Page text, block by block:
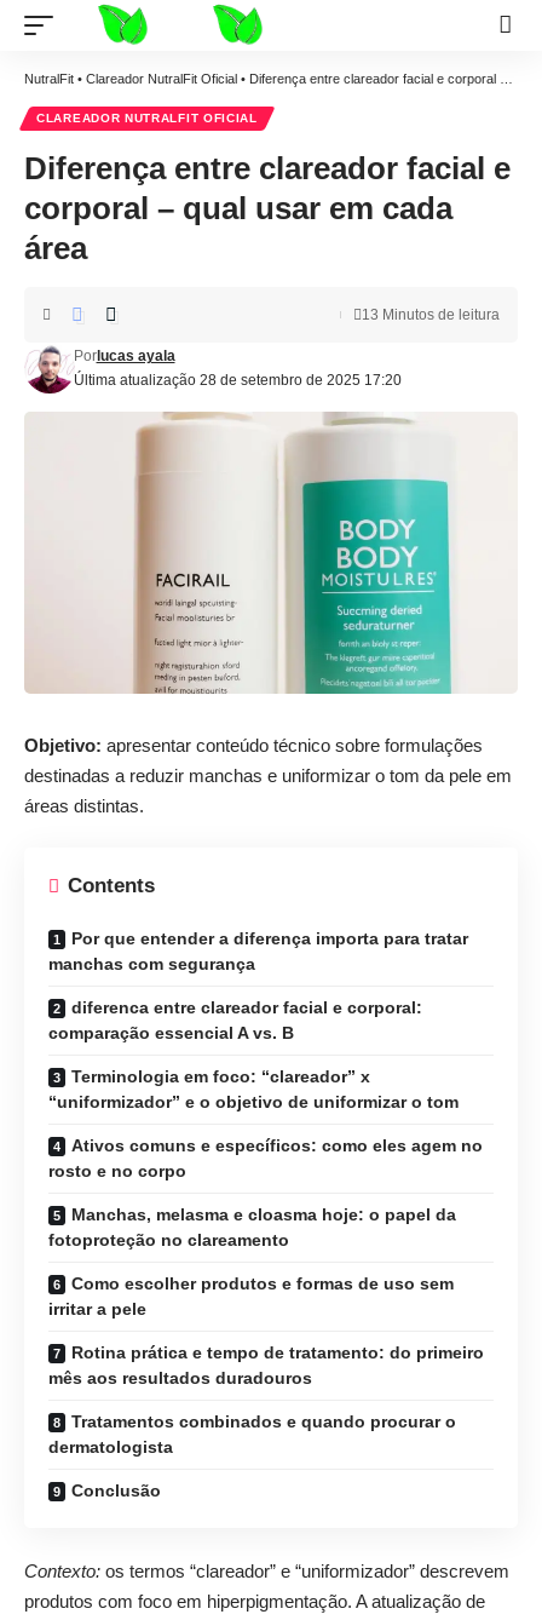
NutralFit • Clareador NutralFit Oficial • Diferença entre clareador facial e corporal – qual usar em cada área
CLAREADOR NUTRALFIT OFICIAL
Diferença entre clareador facial e
corporal – qual usar em cada
área
Última atualização 28 de setembro de 2025 17:20
Porlucas ayala
13 Minutos de leitura
Objetivo: apresentar conteúdo técnico sobre formulações
destinadas a reduzir manchas e uniformizar o tom da pele em
áreas distintas.
Contents
Por que entender a diferença importa para tratar
manchas com segurança
diferenca entre clareador facial e corporal:
comparação essencial A vs. B
Terminologia em foco: “clareador” x
“uniformizador” e o objetivo de uniformizar o tom
Ativos comuns e específicos: como eles agem no
rosto e no corpo
Manchas, melasma e cloasma hoje: o papel da
fotoproteção no clareamento
Como escolher produtos e formas de uso sem
irritar a pele
Rotina prática e tempo de tratamento: do primeiro
mês aos resultados duradouros
Tratamentos combinados e quando procurar o
dermatologista
Conclusão
Contexto: os termos “clareador” e “uniformizador” descrevem
produtos com foco em hiperpigmentação. A atualização de